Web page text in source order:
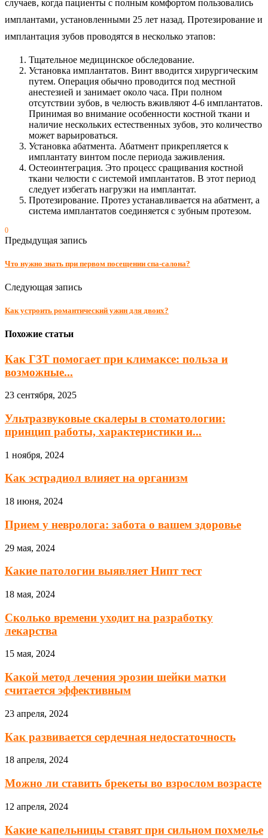
случаев, когда пациенты с полным комфортом пользовались
имплантами, установленными 25 лет назад. Протезирование и
имплантация зубов проводятся в несколько этапов:
Тщательное медицинское обследование.
Установка имплантатов. Винт вводится хирургическим
путем. Операция обычно проводится под местной
анестезией и занимает около часа. При полном
отсутствии зубов, в челюсть вживляют 4-6 имплантатов.
Принимая во внимание особенности костной ткани и
наличие нескольких естественных зубов, это количество
может варьироваться.
Установка абатмента. Абатмент прикрепляется к
имплантату винтом после периода заживления.
Остеоинтеграция. Это процесс сращивания костной
ткани челюсти с системой имплантатов. В этот период
следует избегать нагрузки на имплантат.
Протезирование. Протез устанавливается на абатмент, а
система имплантатов соединяется с зубным протезом.
0
Предыдущая запись
Что нужно знать при первом посещении спа-салона?
Следующая запись
Как устроить романтический ужин для двоих?
Похожие статьи
Как ГЗТ помогает при климаксе: польза и
возможные...
23 сентября, 2025
Ультразвуковые скалеры в стоматологии:
принцип работы, характеристики и...
1 ноября, 2024
Как эстрадиол влияет на организм
18 июня, 2024
Прием у невролога: забота о вашем здоровье
29 мая, 2024
Какие патологии выявляет Нипт тест
18 мая, 2024
Сколько времени уходит на разработку
лекарства
15 мая, 2024
Какой метод лечения эрозии шейки матки
считается эффективным
23 апреля, 2024
Как развивается сердечная недостаточность
18 апреля, 2024
Можно ли ставить брекеты во взрослом возрасте
12 апреля, 2024
Какие капельницы ставят при сильном похмелье